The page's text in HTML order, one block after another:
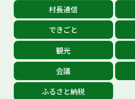
観光・イベント情報
あかいがわ広報
お問い合せ
Select Language
村長通信
できごと
観光
会議
ふるさと納税